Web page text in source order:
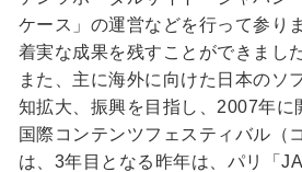
ケース」の運営などを行って参り
着実な成果を残すことができました
また、主に海外に向けた日本のソ
知拡大、振興を目指し、2007年に
国際コンテンツフェスティバル（
は、3年目となる昨年は、パリ「